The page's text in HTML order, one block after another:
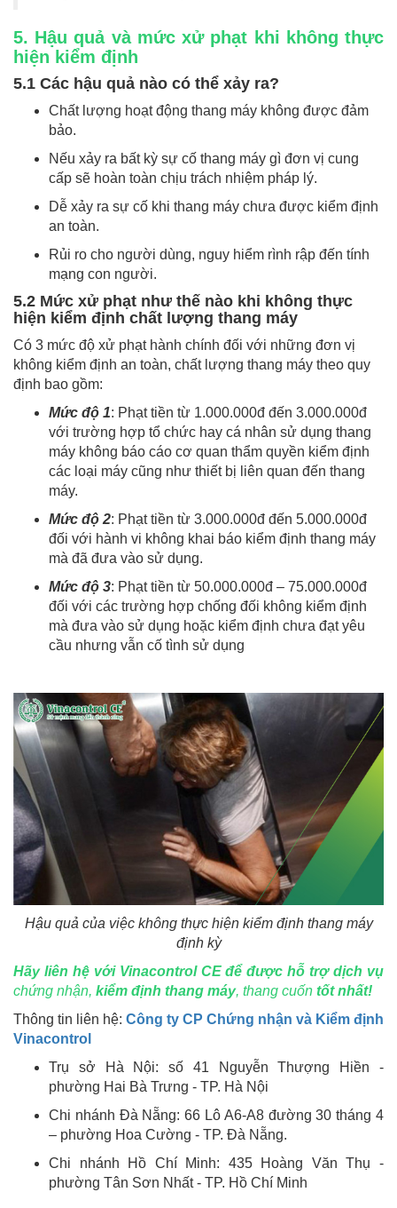
5. Hậu quả và mức xử phạt khi không thực
hiện kiểm định
5.1 Các hậu quả nào có thể xảy ra?
Chất lượng hoạt động thang máy không được đảm
bảo.
Nếu xảy ra bất kỳ sự cố thang máy gì đơn vị cung
cấp sẽ hoàn toàn chịu trách nhiệm pháp lý.
Dễ xảy ra sự cố khi thang máy chưa được kiểm định
an toàn.
Rủi ro cho người dùng, nguy hiểm rình rập đến tính
mạng con người.
5.2 Mức xử phạt như thế nào khi không thực
hiện kiểm định chất lượng thang máy
Có 3 mức độ xử phạt hành chính đối với những đơn vị
không kiểm định an toàn, chất lượng thang máy theo quy
định bao gồm:
Mức độ 1: Phạt tiền từ 1.000.000đ đến 3.000.000đ
với trường hợp tổ chức hay cá nhân sử dụng thang
máy không báo cáo cơ quan thẩm quyền kiểm định
các loại máy cũng như thiết bị liên quan đến thang
máy.
Mức độ 2: Phạt tiền từ 3.000.000đ đến 5.000.000đ
đối với hành vi không khai báo kiểm định thang máy
mà đã đưa vào sử dụng.
Mức độ 3: Phạt tiền từ 50.000.000đ – 75.000.000đ
đối với các trường hợp chống đối không kiểm định
mà đưa vào sử dụng hoặc kiểm định chưa đạt yêu
cầu nhưng vẫn cố tình sử dụng
Hậu quả của việc không thực hiện kiểm định thang máy
định kỳ
Hãy liên hệ với Vinacontrol CE để được hỗ trợ dịch vụ
chứng nhận, kiểm định thang máy, thang cuốn tốt nhất!
Thông tin liên hệ: Công ty CP Chứng nhận và Kiểm định
Vinacontrol
Trụ sở Hà Nội: số 41 Nguyễn Thượng Hiền -
phường Hai Bà Trưng - TP. Hà Nội
Chi nhánh Đà Nẵng: 66 Lô A6-A8 đường 30 tháng 4
– phường Hoa Cường - TP. Đà Nẵng.
Chi nhánh Hồ Chí Minh: 435 Hoàng Văn Thụ -
phường Tân Sơn Nhất - TP. Hồ Chí Minh